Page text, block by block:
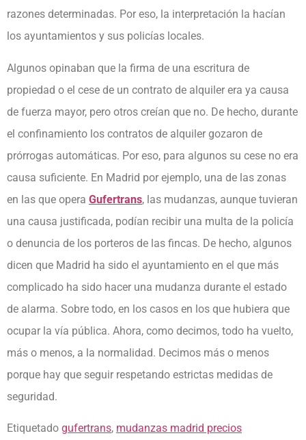
razones determinadas. Por eso, la interpretación la hacían
los ayuntamientos y sus policías locales.
Algunos opinaban que la firma de una escritura de
propiedad o el cese de un contrato de alquiler era ya causa
de fuerza mayor, pero otros creían que no. De hecho, durante
el confinamiento los contratos de alquiler gozaron de
prórrogas automáticas. Por eso, para algunos su cese no era
causa suficiente. En Madrid por ejemplo, una de las zonas
en las que opera Gufertrans, las mudanzas, aunque tuvieran
una causa justificada, podían recibir una multa de la policía
o denuncia de los porteros de las fincas. De hecho, algunos
dicen que Madrid ha sido el ayuntamiento en el que más
complicado ha sido hacer una mudanza durante el estado
de alarma. Sobre todo, en los casos en los que hubiera que
ocupar la vía pública. Ahora, como decimos, todo ha vuelto,
más o menos, a la normalidad. Decimos más o menos
porque hay que seguir respetando estrictas medidas de
seguridad.
Etiquetado gufertrans, mudanzas madrid precios